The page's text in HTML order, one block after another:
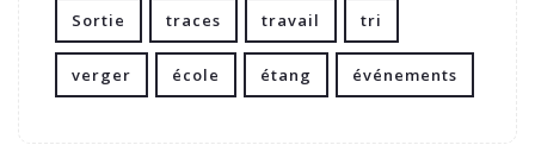
Sortie traces travail tri
verger école étang événements